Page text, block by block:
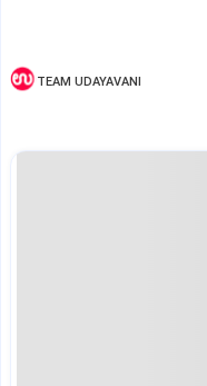
TEAM UDAYAVANI